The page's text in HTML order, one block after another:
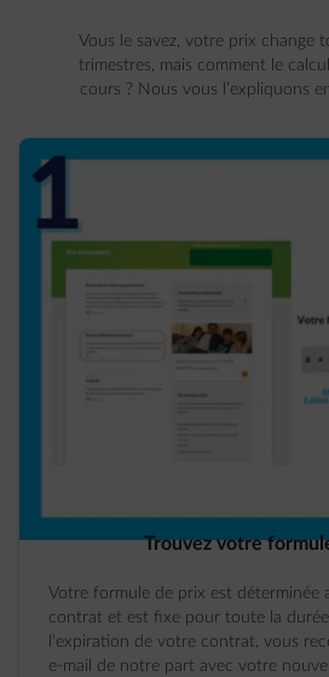
Vous le savez, votre prix change
trimestres, mais comment le
cours ? Nous vous l’expliquons
Trouvez votre
Votre formule de prix est déterminée
contrat et est fixe pour toute la
l'expiration de votre contrat, vous
e-mail de notre part avec votre